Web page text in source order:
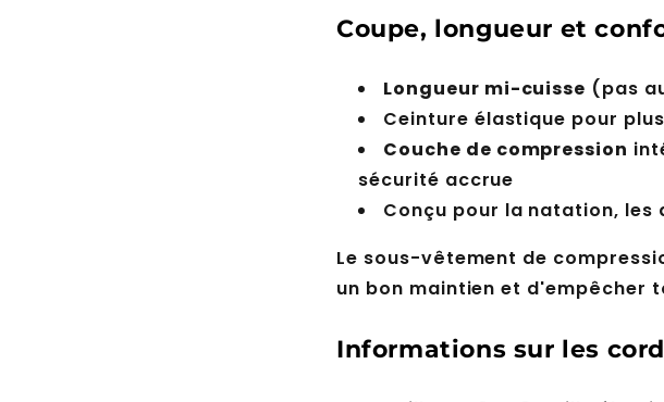
Coupe, longueur et
Longueur mi-cuisse (pas
Ceinture élastique pour
Couche de compression
sécurité accrue
Conçu pour la natation, les
Le sous-vêtement de
un bon maintien et d'empêcher
Informations sur les